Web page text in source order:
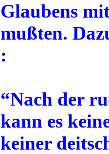
Glaubens
mußten.
:
“Nach der
kann es
keiner